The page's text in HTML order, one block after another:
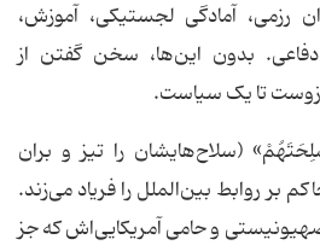
رزمی، آمادگی لجستیکی، آموزش،
بدون این‌ها، سخن گفتن از
تا یک سیاست.
(سلاح‌هایشان را تیز و بران
بر روابط بین‌الملل را فریاد می‌زند.
و حامی آمریکایی‌اش که جز